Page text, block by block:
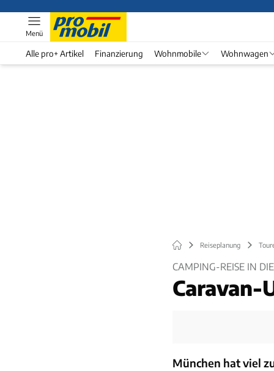
Menü
Alle pro+ Artikel Finanzierung Wohnmobile Wohnwagen
Reiseplanung
CAMPING-REISE IN
Caravan-
München hat viel